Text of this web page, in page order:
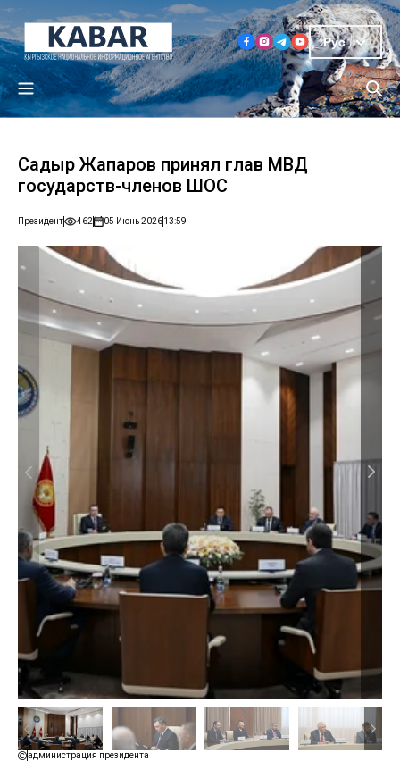
Рус
Садыр Жапаров принял глав МВД
государств-членов ШОС
Президент 462 05 Июнь 202613:59
администрация президента